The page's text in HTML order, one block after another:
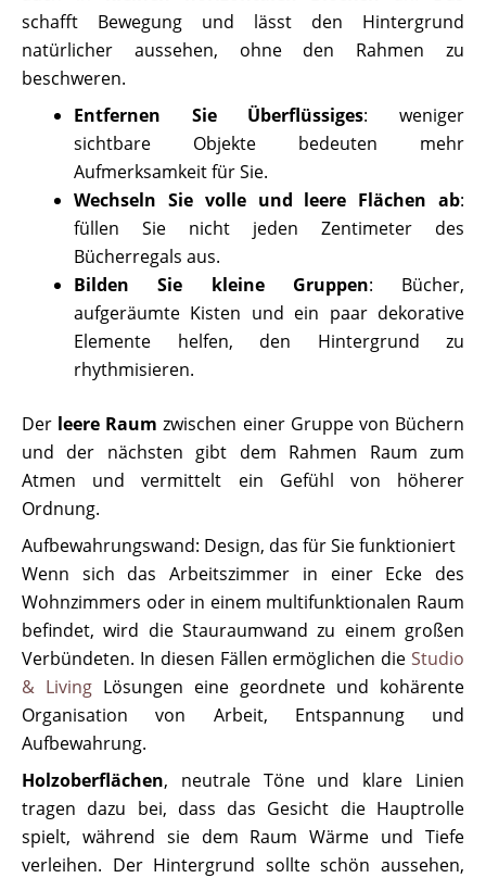
schafft Bewegung und lässt den Hintergrund
natürlicher aussehen, ohne den Rahmen zu
beschweren.
Entfernen Sie Überflüssiges: weniger
sichtbare Objekte bedeuten mehr
Aufmerksamkeit für Sie.
Wechseln Sie volle und leere Flächen ab:
füllen Sie nicht jeden Zentimeter des
Bücherregals aus.
Bilden Sie kleine Gruppen: Bücher,
aufgeräumte Kisten und ein paar dekorative
Elemente helfen, den Hintergrund zu
rhythmisieren.
Der leere Raum zwischen einer Gruppe von Büchern
und der nächsten gibt dem Rahmen Raum zum
Atmen und vermittelt ein Gefühl von höherer
Ordnung.
Aufbewahrungswand: Design, das für Sie funktioniert
Wenn sich das Arbeitszimmer in einer Ecke des
Wohnzimmers oder in einem multifunktionalen Raum
befindet, wird die Stauraumwand zu einem großen
Verbündeten. In diesen Fällen ermöglichen die Studio
& Living Lösungen eine geordnete und kohärente
Organisation von Arbeit, Entspannung und
Aufbewahrung.
Holzoberflächen, neutrale Töne und klare Linien
tragen dazu bei, dass das Gesicht die Hauptrolle
spielt, während sie dem Raum Wärme und Tiefe
verleihen. Der Hintergrund sollte schön aussehen,